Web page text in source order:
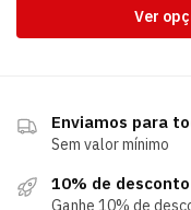
Ver
Enviamos para
Sem valor mínimo
10% de desconto
Ganhe 10% de